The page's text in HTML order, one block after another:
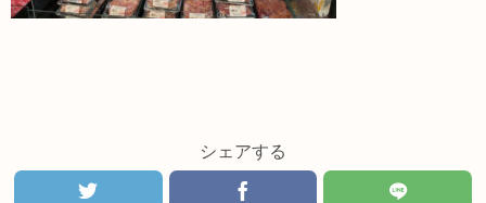
シェアする